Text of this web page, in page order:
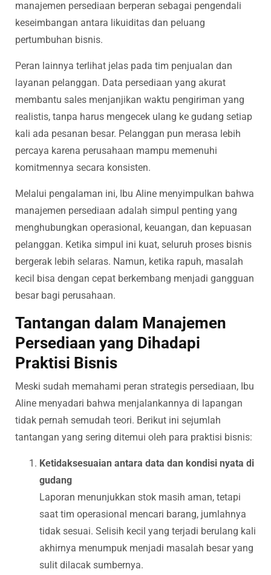
manajemen persediaan berperan sebagai pengendali
keseimbangan antara likuiditas dan peluang
pertumbuhan bisnis.
Peran lainnya terlihat jelas pada tim penjualan dan
layanan pelanggan. Data persediaan yang akurat
membantu sales menjanjikan waktu pengiriman yang
realistis, tanpa harus mengecek ulang ke gudang setiap
kali ada pesanan besar. Pelanggan pun merasa lebih
percaya karena perusahaan mampu memenuhi
komitmennya secara konsisten.
Melalui pengalaman ini, Ibu Aline menyimpulkan bahwa
manajemen persediaan adalah simpul penting yang
menghubungkan operasional, keuangan, dan kepuasan
pelanggan. Ketika simpul ini kuat, seluruh proses bisnis
bergerak lebih selaras. Namun, ketika rapuh, masalah
kecil bisa dengan cepat berkembang menjadi gangguan
besar bagi perusahaan.
Tantangan dalam Manajemen
Persediaan yang Dihadapi
Praktisi Bisnis
Meski sudah memahami peran strategis persediaan, Ibu
Aline menyadari bahwa menjalankannya di lapangan
tidak pernah semudah teori. Berikut ini sejumlah
tantangan yang sering ditemui oleh para praktisi bisnis:
Ketidaksesuaian antara data dan kondisi nyata di
gudang
Laporan menunjukkan stok masih aman, tetapi
saat tim operasional mencari barang, jumlahnya
tidak sesuai. Selisih kecil yang terjadi berulang kali
akhirnya menumpuk menjadi masalah besar yang
sulit dilacak sumbernya.